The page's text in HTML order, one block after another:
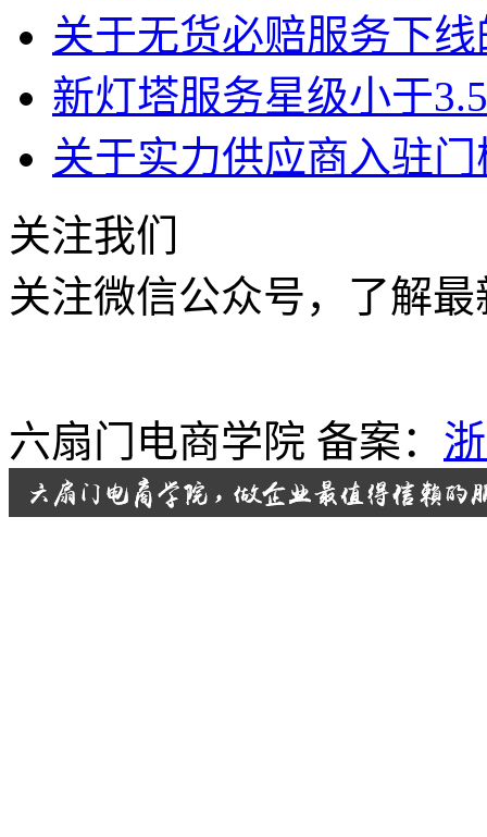
关于无货必赔服务下
新灯塔服务星级小于
关于实力供应商入驻
关注我们
关注微信公众号，了解
六扇门电商学院 备案：